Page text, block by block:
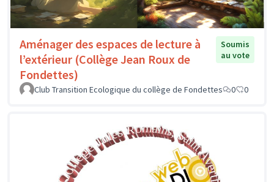
Aménager des espaces de lecture à
l’extérieur (Collège Jean Roux de
Fondettes)
Soumis
au vote
Club Transition Ecologique du collège de Fondettes 0 0